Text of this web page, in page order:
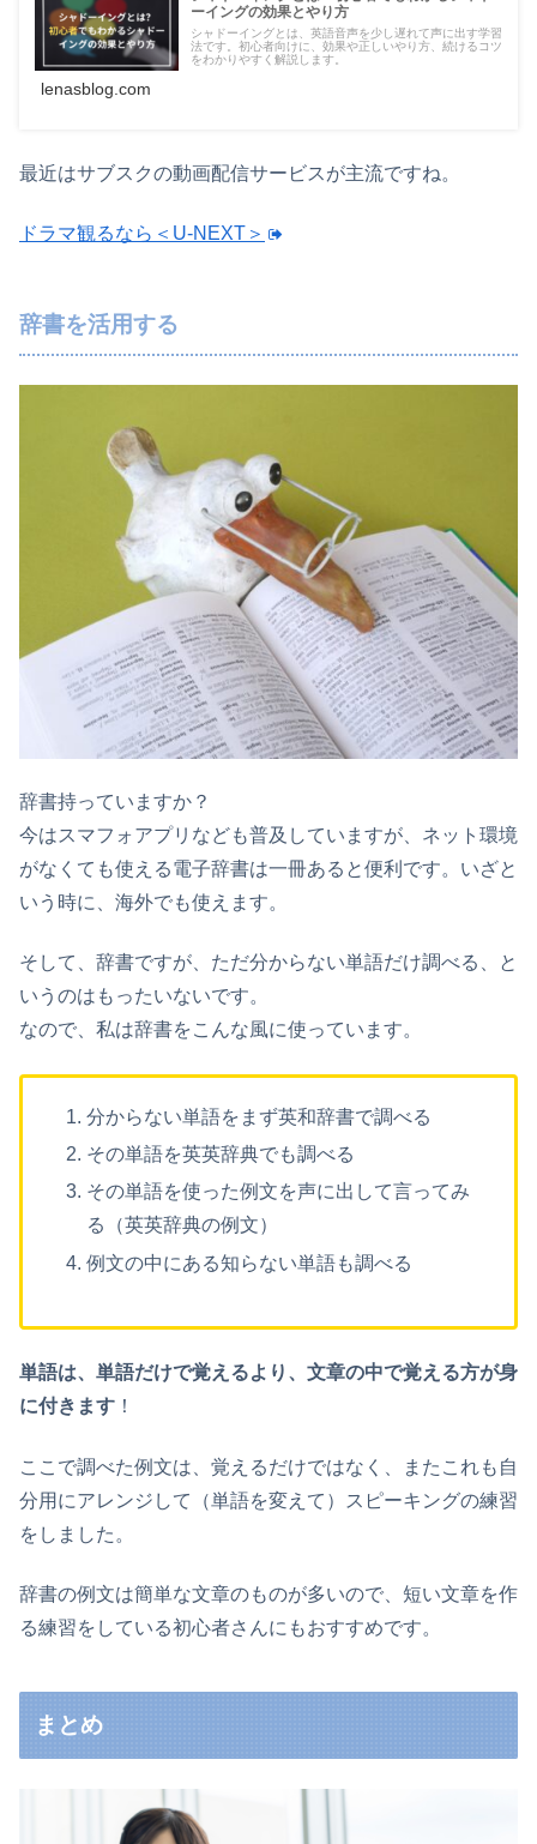
ーイングの効果とやり方
シャドーイングとは、英語音声を少し遅れて声に出す学習
法です。初心者向けに、効果や正しいやり方、続けるコツ
をわかりやすく解説します。
lenasblog.com
最近はサブスクの動画配信サービスが主流ですね。
ドラマ観るなら＜U-NEXT＞
辞書を活用する
辞書持っていますか？
今はスマフォアプリなども普及していますが、ネット環境
がなくても使える電子辞書は一冊あると便利です。いざと
いう時に、海外でも使えます。
そして、辞書ですが、ただ分からない単語だけ調べる、と
いうのはもったいないです。
なので、私は辞書をこんな風に使っています。
分からない単語をまず英和辞書で調べる
その単語を英英辞典でも調べる
その単語を使った例文を声に出して言ってみ
る（英英辞典の例文）
例文の中にある知らない単語も調べる
単語は、単語だけで覚えるより、文章の中で覚える方が身
に付きます ！
ここで調べた例文は、覚えるだけではなく、またこれも自
分用にアレンジして（単語を変えて）スピーキングの練習
をしました。
辞書の例文は簡単な文章のものが多いので、短い文章を作
る練習をしている初心者さんにもおすすめです。
まとめ